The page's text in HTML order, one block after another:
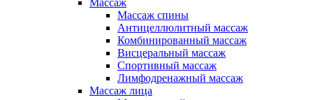
Массаж
Массаж спины
Антицеллюлитный массаж
Комбинированный массаж
Висцеральный массаж
Спортивный массаж
Лимфодренажный массаж
Массаж лица